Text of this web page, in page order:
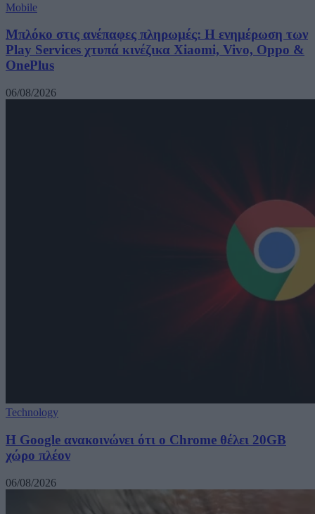
Mobile
Μπλόκο στις ανέπαφες πληρωμές: Η ενημέρωση των
Play Services χτυπά κινέζικα Xiaomi, Vivo, Oppo &
OnePlus
06/08/2026
Technology
Η Google ανακοινώνει ότι ο Chrome θέλει 20GB
χώρο πλέον
06/08/2026